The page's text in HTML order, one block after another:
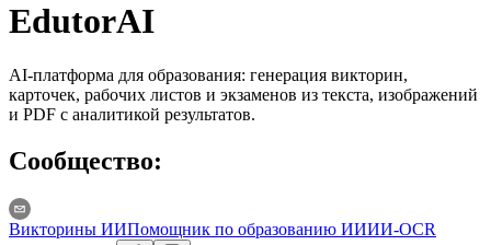
EdutorAI
AI-платформа для образования: генерация викторин,
карточек, рабочих листов и экзаменов из текста, изображений
и PDF с аналитикой результатов.
Сообщество:
Викторины ИИПомощник по образованию ИИИИ-OCR